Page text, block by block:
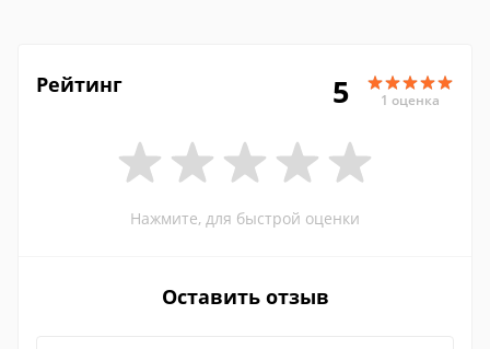
Рейтинг 5 1 оценка
Нажмите, для быстрой оценки
Оставить отзыв